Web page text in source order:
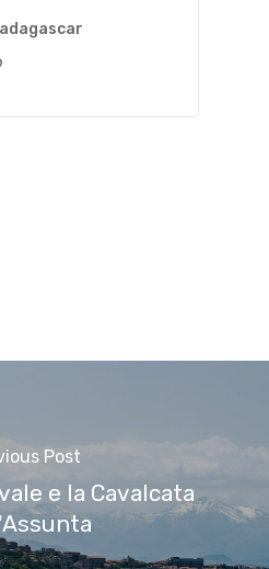
Post
e la Cavalcata